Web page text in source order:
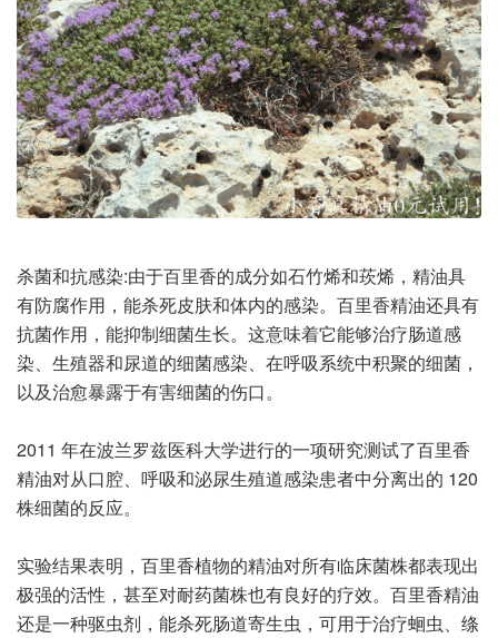
杀菌和抗感染:由于百里香的成分如石竹烯和莰烯，精油具
有防腐作用，能杀死皮肤和体内的感染。百里香精油还具有
抗菌作用，能抑制细菌生长。这意味着它能够治疗肠道感
染、生殖器和尿道的细菌感染、在呼吸系统中积聚的细菌，
以及治愈暴露于有害细菌的伤口。
2011 年在波兰罗兹医科大学进行的一项研究测试了百里香
精油对从口腔、呼吸和泌尿生殖道感染患者中分离出的 120
株细菌的反应。
实验结果表明，百里香植物的精油对所有临床菌株都表现出
极强的活性，甚至对耐药菌株也有良好的疗效。百里香精油
还是一种驱虫剂，能杀死肠道寄生虫，可用于治疗蛔虫、绦